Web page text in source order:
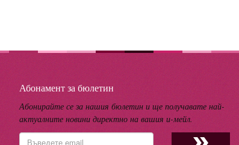
Абонамент за бюлетин
Абонирайте се за нашия бюлетин и ще получавате най-
актуалните новини директно на вашия и-мейл.